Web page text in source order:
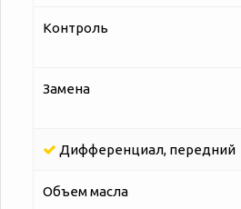
Контроль
Замена
Дифференциал, передний
Объем масла